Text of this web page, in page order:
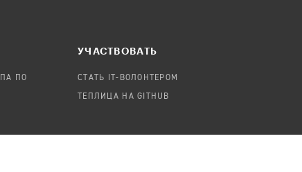
ПО
УЧАСТВОВАТЬ
СТАТЬ IT-ВОЛОНТЕРОМ
ТЕПЛИЦА НА GITHUB